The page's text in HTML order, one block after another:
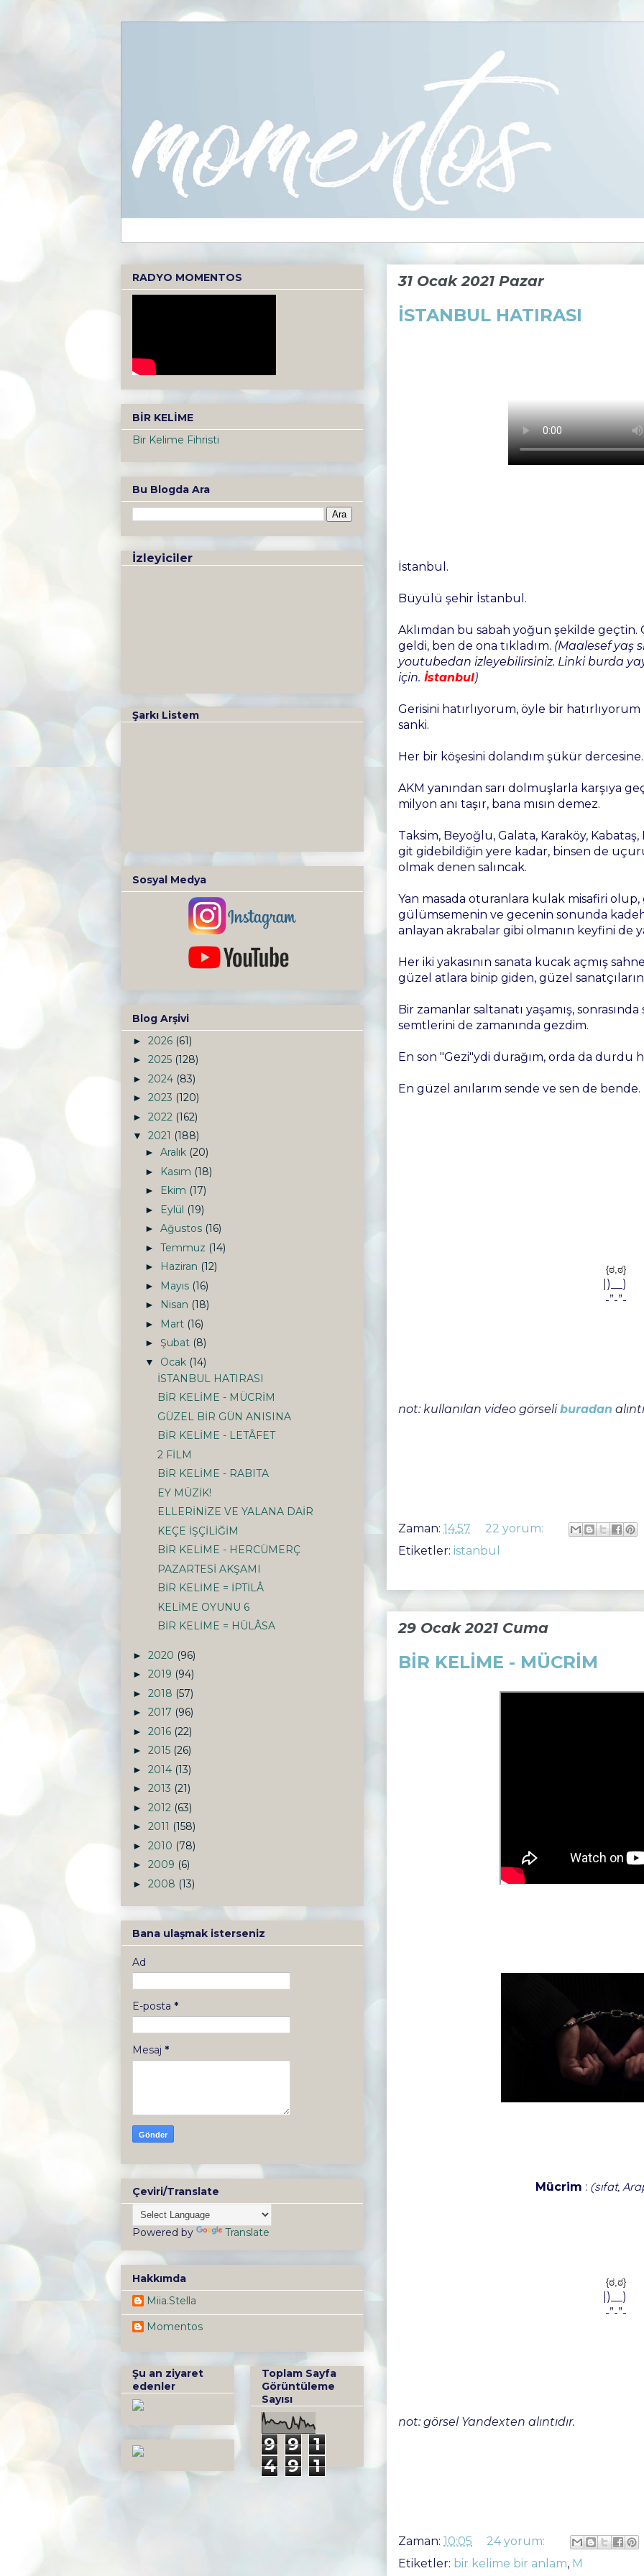
31 Ocak 2021 Pazar
İSTANBUL HATIRASI
İstanbul.
Büyülü şehir İstanbul.
Aklımdan bu sabah yoğun şekilde
geldi, ben de ona tıkladım. (Maalesef yaş
youtubedan izleyebilirsiniz. Linki burda
için. İstanbul)
Gerisini hatırlıyorum, öyle bir
sanki.
Her bir köşesini dolandım şükür
AKM yanından sarı dolmuşlarla karşıya
milyon anı taşır, bana mısın demez.
Taksim, Beyoğlu, Galata, Karaköy,
git gidebildiğin yere kadar, binsen de
olmak denen salıncak.
Yan masada oturanlara kulak misafiri
gülümsemenin ve gecenin sonunda
anlayan akrabalar gibi olmanın keyfini de
Her iki yakasının sanata kucak açmış
güzel atlara binip giden, güzel
Bir zamanlar saltanatı yaşamış,
semtlerini de zamanında gezdim.
En son "Gezi"ydi durağım, orda da durdu
En güzel anılarım sende ve sen de bende.
{ಠ,ಠ}
|)__)
-”-”-
not: kullanılan video görseliburadan
Zaman: 14:57
22 yorum:
Etiketler: istanbul
29 Ocak 2021 Cuma
BİR KELİME - MÜCRİM
Mücrim : (sıfat,
{ಠ,ಠ}
|)__)
-”-”-
not: görsel Yandexten alıntıdır.
Zaman: 10:05
24 yorum:
Etiketler: bir kelime bir anlam, M
RADYO MOMENTOS
BİR KELİME
Bir Kelime Fihristi
Bu Blogda Ara
İzleyiciler
Şarkı Listem
Sosyal Medya
Blog Arşivi
► 2026 (61)
► 2025 (128)
► 2024 (83)
► 2023 (120)
► 2022 (162)
▼ 2021 (188)
► Aralık (20)
► Kasım (18)
► Ekim (17)
► Eylül (19)
► Ağustos (16)
► Temmuz (14)
► Haziran (12)
► Mayıs (16)
► Nisan (18)
► Mart (16)
► Şubat (8)
▼ Ocak (14)
İSTANBUL HATIRASI
BİR KELİME - MÜCRİM
GÜZEL BİR GÜN ANISINA
BİR KELİME - LETÂFET
2 FİLM
BİR KELİME - RABITA
EY MÜZİK!
ELLERİNİZE VE YALANA DAİR
KEÇE İŞÇİLİĞİM
BİR KELİME - HERCÜMERÇ
PAZARTESİ AKŞAMI
BİR KELİME = İPTİLÂ
KELİME OYUNU 6
BİR KELİME = HÜLÂSA
► 2020 (96)
► 2019 (94)
► 2018 (57)
► 2017 (96)
► 2016 (22)
► 2015 (26)
► 2014 (13)
► 2013 (21)
► 2012 (63)
► 2011 (158)
► 2010 (78)
► 2009 (6)
► 2008 (13)
Bana ulaşmak isterseniz
Ad
E-posta *
Mesaj *
Çeviri/Translate
Powered by Translate
Hakkımda
Miia.Stella
Momentos
Şu an ziyaret
edenler
Toplam Sayfa
Görüntüleme
Sayısı
9 9
1
4 9 1